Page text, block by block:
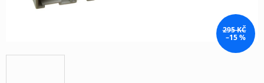
295 KČ
–15 %